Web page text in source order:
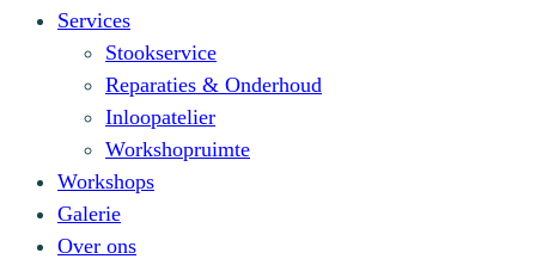
Services
Stookservice
Reparaties & Onderhoud
Inloopatelier
Workshopruimte
Workshops
Galerie
Over ons